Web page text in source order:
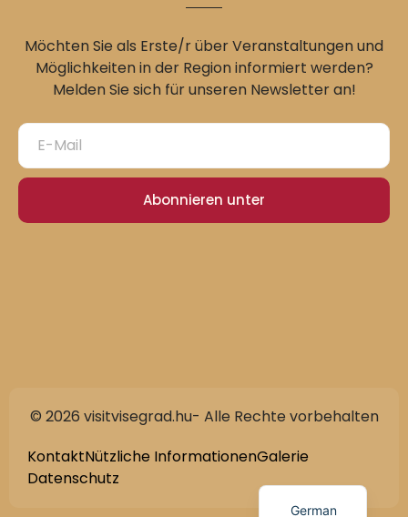
Möchten Sie als Erste/r über Veranstaltungen und
Möglichkeiten in der Region informiert werden?
Melden Sie sich für unseren Newsletter an!
Abonnieren unter
© 2026 visitvisegrad.hu- Alle Rechte vorbehalten
KontaktNützliche InformationenGalerie
Datenschutz
German
English
Slovak